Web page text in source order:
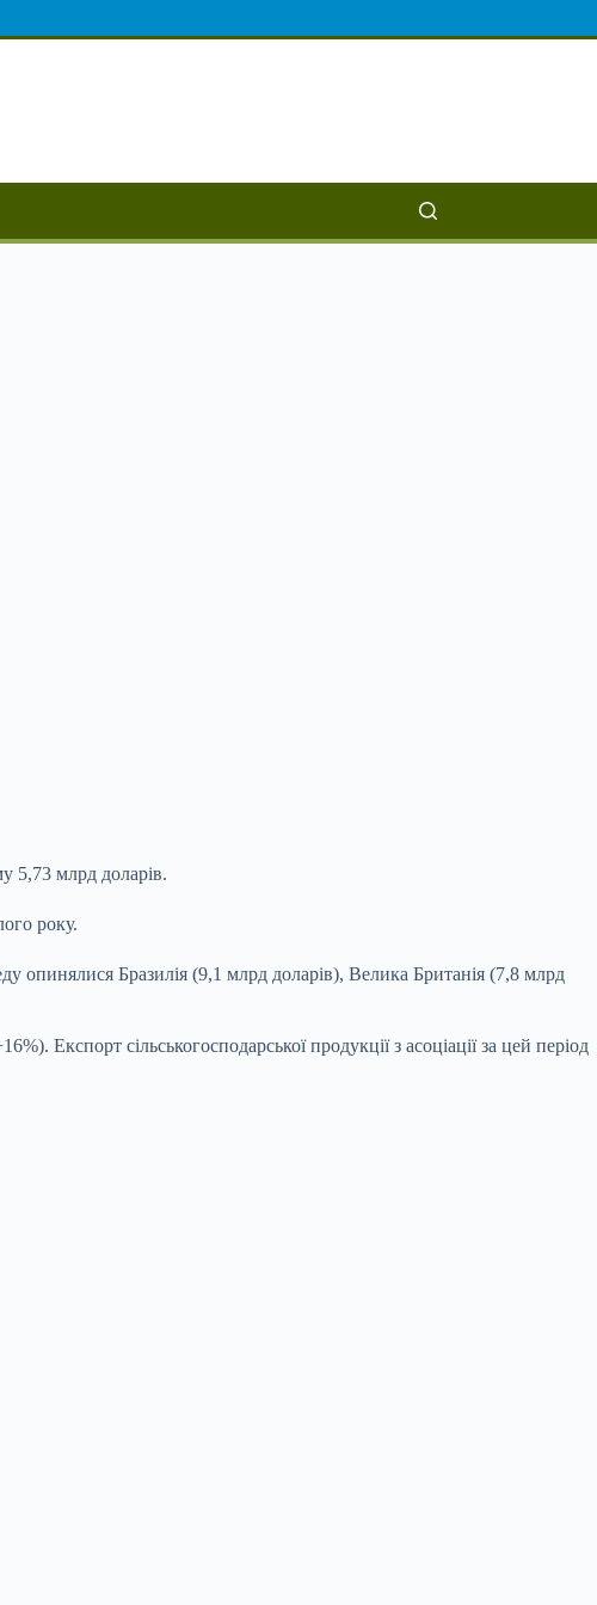
5,73 млрд доларів.
року.
опинялися Бразилія (9,1 млрд доларів), Велика Британія (7,8 млрд
Експорт сільськогосподарської продукції з асоціації за цей період